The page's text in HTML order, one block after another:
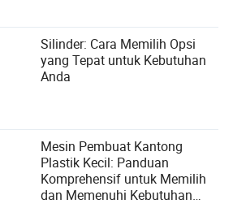
Silinder: Cara Memilih Opsi
yang Tepat untuk Kebutuhan
Anda
Mesin Pembuat Kantong
Plastik Kecil: Panduan
Komprehensif untuk Memilih
dan Memenuhi Kebutuhan